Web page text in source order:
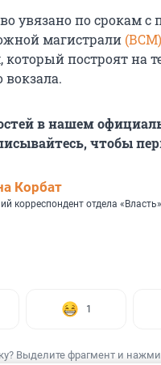
увязано по срокам
магистрали
построят на
вокзала.
в нашем
чтобы
Корбат
корреспондент отдела «Власть»
1
Выделите фрагмент и